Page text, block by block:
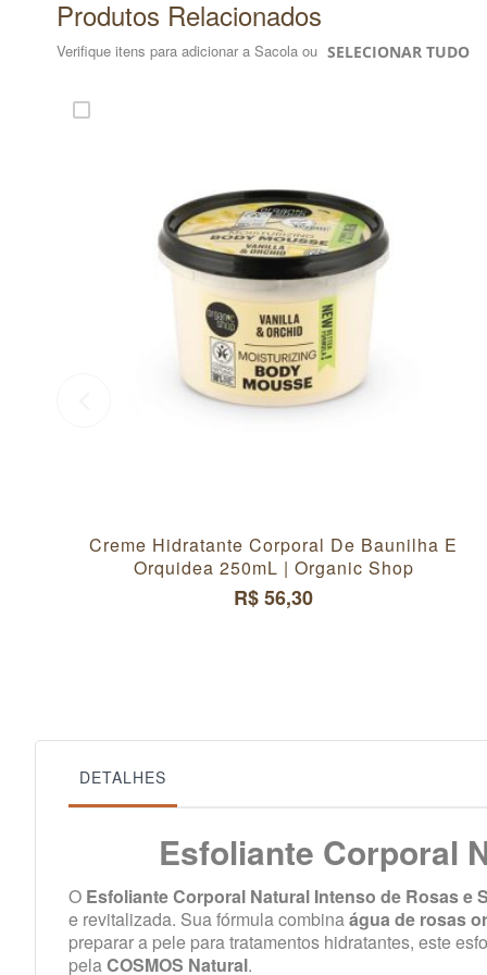
Produtos Relacionados
Verifique itens para adicionar a Sacola ou SELECIONAR TUDO
Creme Hidratante Corporal De Baunilha E
Orquidea 250mL | Organic Shop
R$ 56,30
DETALHES
Esfoliante Corporal
O Esfoliante Corporal Natural Intenso de Rosas e
e revitalizada. Sua fórmula combinaágua de rosas
preparar a pele para tratamentos hidratantes, este
pelaCOSMOS Natural.​